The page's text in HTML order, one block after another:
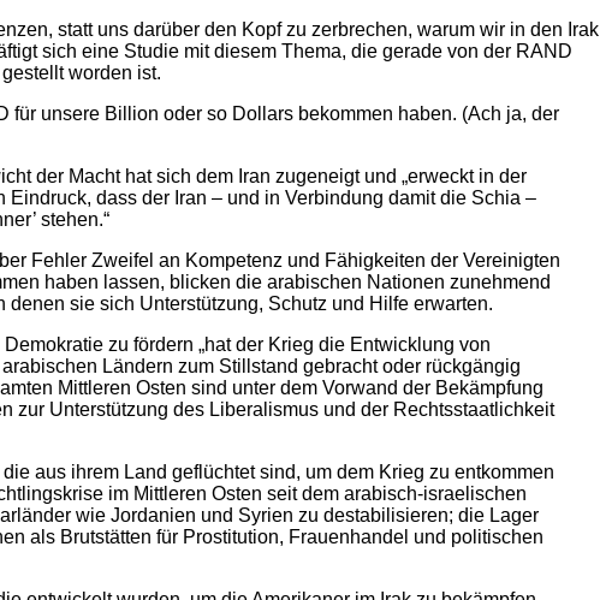
statt uns darüber den Kopf zu zerbrechen, warum wir in den Irak
sich eine Studie mit diesem Thema, die gerade von der RAND
worden ist.
für unsere Billion oder so Dollars bekommen haben. (Ach ja, der
der Macht hat sich dem Iran zugeneigt und „erweckt in der
Eindruck, dass der Iran – und in Verbindung damit die Schia –
stehen.“
Fehler Zweifel an Kompetenz und Fähigkeiten der Vereinigten
haben lassen, blicken die arabischen Nationen zunehmend
denen sie sich Unterstützung, Schutz und Hilfe erwarten.
zu fördern „hat der Krieg die Entwicklung von
Ländern zum Stillstand gebracht oder rückgängig
Mittleren Osten sind unter dem Vorwand der Bekämpfung
zur Unterstützung des Liberalismus und der Rechtsstaatlichkeit
aus ihrem Land geflüchtet sind, um dem Krieg zu entkommen
im Mittleren Osten seit dem arabisch-israelischen
wie Jordanien und Syrien zu destabilisieren; die Lager
als Brutstätten für Prostitution, Frauenhandel und politischen